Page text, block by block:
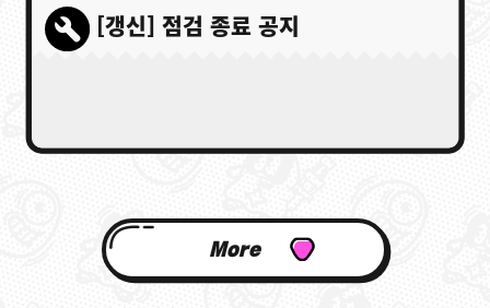
[갱신] 점검 종료 공지
More